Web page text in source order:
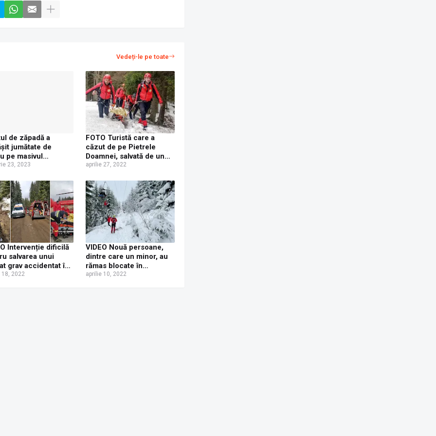
Vedeți-le pe toate
de zăpadă a
jumătate de
pe masivul
23, 2023
FOTO Turistă care a
căzut de pe Pietrele
Doamnei, salvată de un
echipaj Salvamont
aprilie 27, 2022
Intervenție dificilă
salvarea unui
grav accidentat în
la Poiana
18, 2022
VIDEO Nouă persoane,
dintre care un minor, au
rămas blocate în
telescaunul din Vatra
aprilie 10, 2022